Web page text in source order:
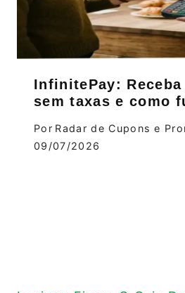
InfinitePay:
sem taxas e como
Por Radar de Cupons e
09/07/2026